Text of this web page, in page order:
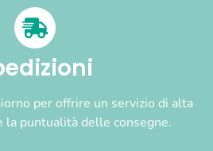
per offrire un servizio di alta
la puntualità delle consegne.